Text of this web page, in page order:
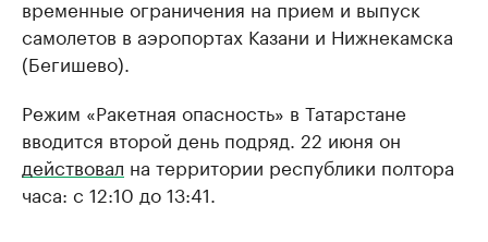
временные ограничения на прием и выпуск
самолетов в аэропортах Казани и Нижнекамска
(Бегишево).
Режим «Ракетная опасность» в Татарстане
вводится второй день подряд. 22 июня он
действовал на территории республики полтора
часа: с 12:10 до 13:41.